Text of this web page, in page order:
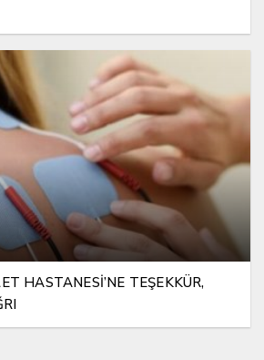
HASTANESİ’NE TEŞEKKÜR,